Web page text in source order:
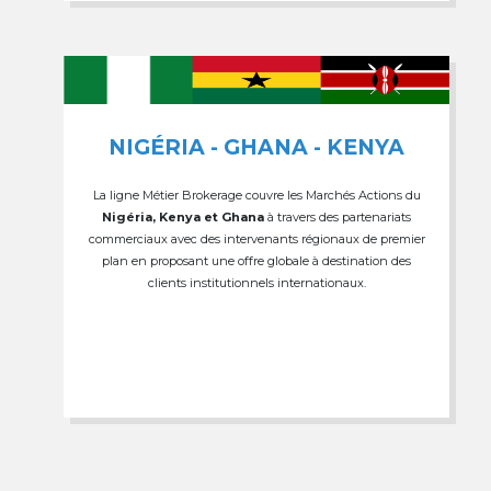
NIGÉRIA - GHANA - KENYA
La ligne Métier Brokerage couvre les Marchés Actions du
Nigéria, Kenya et Ghana à travers des partenariats
commerciaux avec des intervenants régionaux de premier
plan en proposant une offre globale à destination des
clients institutionnels internationaux.